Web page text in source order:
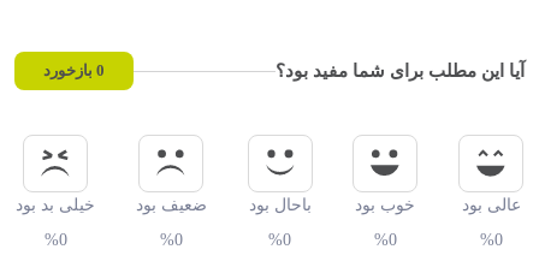
آیا این مطلب برای شما مفید بود؟ 0 بازخورد
عالی بود
%0
خوب بود
%0
باحال بود
%0
ضعیف بود
%0
خیلی بد بود
%0